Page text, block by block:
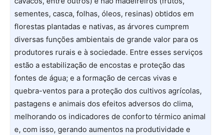
sementes, casca, folhas, óleos, resinas) obtidos em
florestas plantadas e nativas, as árvores cumprem
diversas funções ambientais de grande valor para os
produtores rurais e à sociedade. Entre esses serviços
estão a estabilização de encostas e proteção das
fontes de água; e a formação de cercas vivas e
quebra-ventos para a proteção dos cultivos agrícolas,
pastagens e animais dos efeitos adversos do clima,
melhorando os indicadores de conforto térmico animal
e, com isso, gerando aumentos na produtividade e